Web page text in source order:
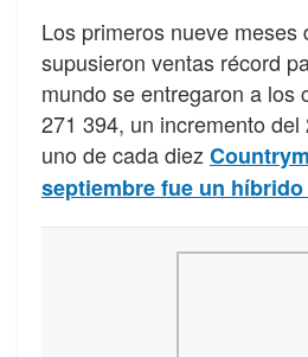
Los primeros nueve meses
supusieron ventas récord
mundo se entregaron a los
271 394, un incremento
uno de cada diez
septiembre fue un